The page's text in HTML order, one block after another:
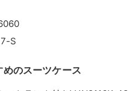
S
のスーツケース